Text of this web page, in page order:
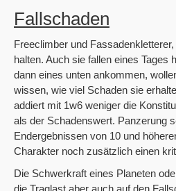
Fallschaden
Freeclimber und
halten. Auch sie fallen eines Tages
dann eines unten ankommen,
wissen, wie viel Schaden sie
addiert mit 1w6 weniger die
als der Schadenswert. Panzerung
Endergebnissen von 10 und
Charakter noch zusätzlich einen
Die Schwerkraft eines Planeten